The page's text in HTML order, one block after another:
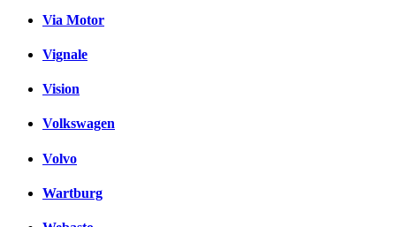
Via Motor
Vignale
Vision
Volkswagen
Volvo
Wartburg